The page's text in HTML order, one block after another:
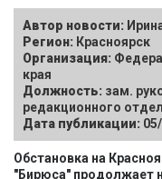
Автор новости:
Регион: Красноярск
Организация:
края
Должность: зам.
редакционного
Дата публикации:
Обстановка на
"Бирюса" продолжает